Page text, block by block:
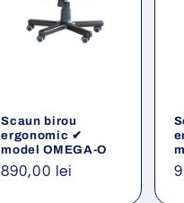
Scaun birou
ergonomic ✔
model OMEGA-O
Preț
890,00 lei